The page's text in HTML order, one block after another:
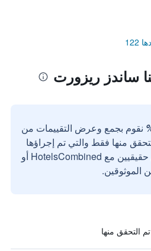
ساندز ريزورت
نقوم بجمع وعرض التقييمات من
منها فقط والتي تم إجراؤها
بواسطة مستخدمين حقيقيين مع HotelsCombined أو
الموثوقين.